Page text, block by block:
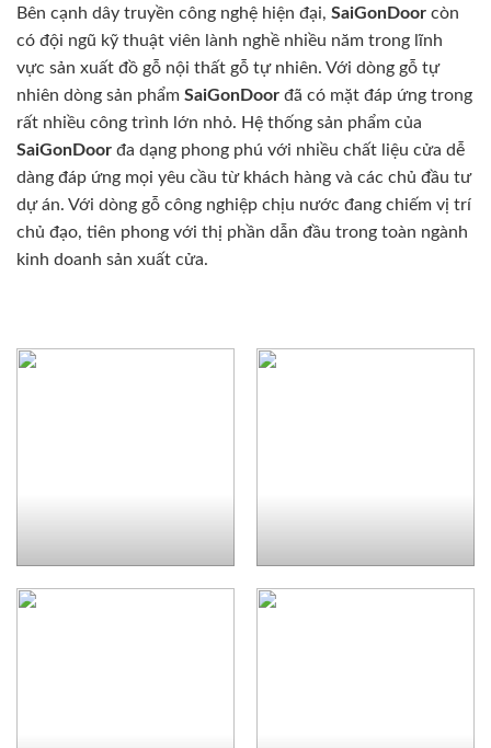
Bên cạnh dây truyền công nghệ hiện đại, SaiGonDoor còn
có đội ngũ kỹ thuật viên lành nghề nhiều năm trong lĩnh
vực sản xuất đồ gỗ nội thất gỗ tự nhiên. Với dòng gỗ tự
nhiên dòng sản phẩm SaiGonDoor đã có mặt đáp ứng trong
rất nhiều công trình lớn nhỏ. Hệ thống sản phẩm của
SaiGonDoor đa dạng phong phú với nhiều chất liệu cửa dễ
dàng đáp ứng mọi yêu cầu từ khách hàng và các chủ đầu tư
dự án. Với dòng gỗ công nghiệp chịu nước đang chiếm vị trí
chủ đạo, tiên phong với thị phần dẫn đầu trong toàn ngành
kinh doanh sản xuất cửa.